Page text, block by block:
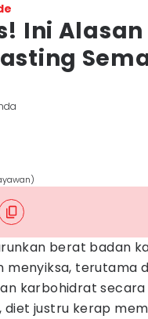
Ini Alasan
berat badan
menyiksa, terutama
karbohidrat
justru kerap